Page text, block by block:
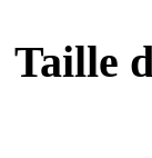
Taille